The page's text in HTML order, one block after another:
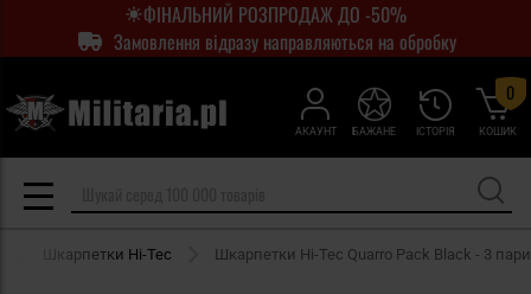
ФІНАЛЬНИЙ РОЗПРОДАЖ ДО -50%
Замовлення відразу направляються на обробку
АКАУНТ ІСТОРІЯ
БАЖАНЕ КОШИК
0
Шкарпетки Hi-Tec Шкарпетки Hi-Tec Quarro Pack Black - 3 пари